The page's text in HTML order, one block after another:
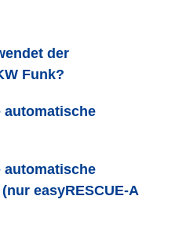
der
Funk?
easyRESCUE-A